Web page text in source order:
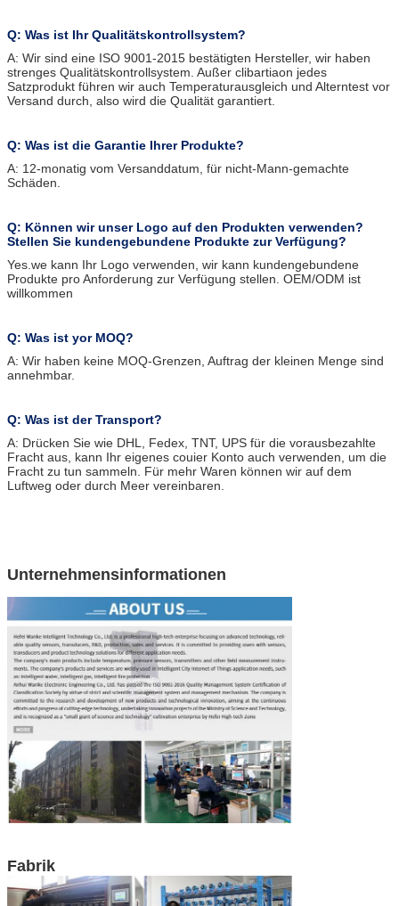
Q: Was ist Ihr Qualitätskontrollsystem?
A: Wir sind eine ISO 9001-2015 bestätigten Hersteller, wir haben
strenges Qualitätskontrollsystem. Außer clibartiaon jedes
Satzprodukt führen wir auch Temperaturausgleich und Alterntest vor
Versand durch, also wird die Qualität garantiert.
Q: Was ist die Garantie Ihrer Produkte?
A: 12-monatig vom Versanddatum, für nicht-Mann-gemachte
Schäden.
Q: Können wir unser Logo auf den Produkten verwenden?
Stellen Sie kundengebundene Produkte zur Verfügung?
Yes.we kann Ihr Logo verwenden, wir kann kundengebundene
Produkte pro Anforderung zur Verfügung stellen. OEM/ODM ist
willkommen
Q: Was ist yor MOQ?
A: Wir haben keine MOQ-Grenzen, Auftrag der kleinen Menge sind
annehmbar.
Q: Was ist der Transport?
A: Drücken Sie wie DHL, Fedex, TNT, UPS für die vorausbezahlte
Fracht aus, kann Ihr eigenes couier Konto auch verwenden, um die
Fracht zu tun sammeln. Für mehr Waren können wir auf dem
Luftweg oder durch Meer vereinbaren.
Unternehmensinformationen
Fabrik